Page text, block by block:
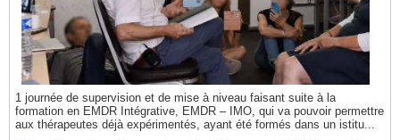
1 journée de supervision et de mise à niveau faisant suite à la
formation en EMDR Intégrative, EMDR – IMO, qui va pouvoir permettre
aux thérapeutes déjà expérimentés, ayant été formés dans un istitu...